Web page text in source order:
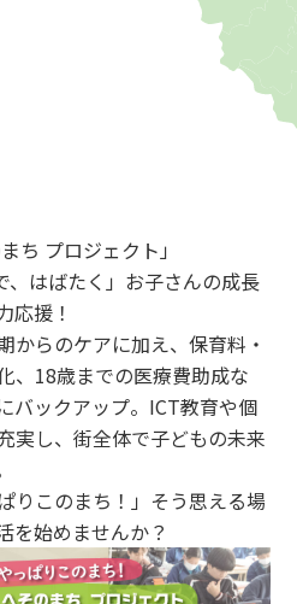
ち プロジェクト」
、はばたく」お子さんの成長
応援！
からのケアに加え、保育料・
、18歳までの医療費助成な
バックアップ。ICT教育や個
実し、街全体で子どもの未来
りこのまち！」そう思える場
を始めませんか？